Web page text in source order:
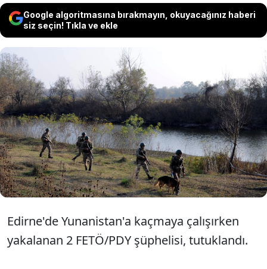
Google algoritmasına bırakmayın, okuyacağınız haberi
siz seçin! Tıkla ve ekle
Yunanistan'a kaçarken
yakalanan 2 FETÖ şüphelisi
tutuklandı
Edirne'de Yunanistan'a kaçmaya çalışırken
yakalanan 2 FETÖ/PDY şüphelisi, tutuklandı.